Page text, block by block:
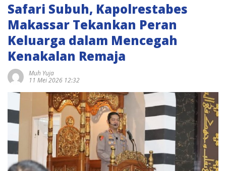
Safari Subuh, Kapolrestabes
Makassar Tekankan Peran
Keluarga dalam Mencegah
Kenakalan Remaja
Muh Yuja
11 Mei 2026 12:32